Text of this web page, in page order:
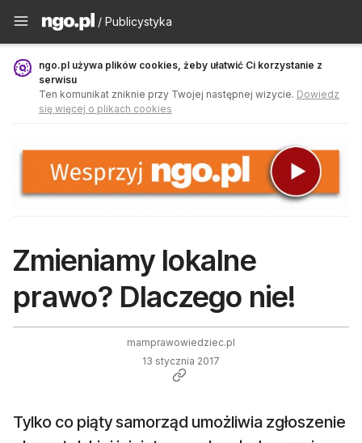
Publicystyka - ngo.pl
/ Publicystyka
ngo.pl używa plików cookies, żeby ułatwić Ci korzystanie z
serwisu
Ten komunikat zniknie przy Twojej następnej wizycie. Dowiedz
się więcej o plikach cookies
Zmieniamy lokalne
prawo? Dlaczego nie!
mamprawowiedziec.pl
13 stycznia 2017
Tylko co piąty samorząd umożliwia zgłoszenie